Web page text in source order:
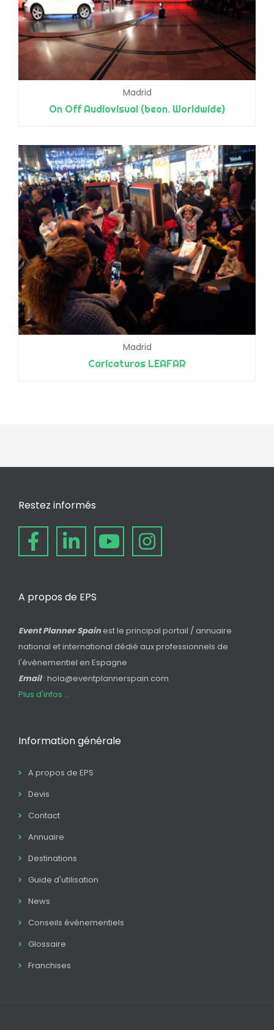
Madrid
On Off Audiovisual (beon. Worldwide)
Madrid
Caricaturas LEAFAR
Restez informés
A propos de EPS
Event Planner Spain est le principal portail / annuaire
national et international dédié aux professionnels de
l'événementiel en Espagne
Email: hola@eventplannerspain.com
Plus d'infos ...
Information générale
A propos de EPS
Devis
Contact
Annuaire
Destinations
Guide d'utilisation
News
Conseils événementiels
Glossaire
Franchises